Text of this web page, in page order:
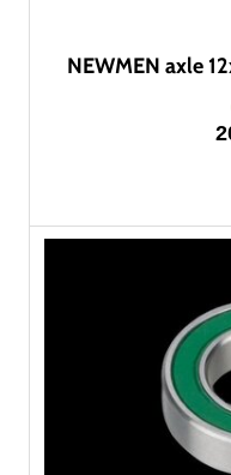
NEWMEN axle